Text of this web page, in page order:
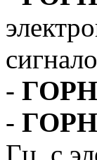
-
-
Гц, с